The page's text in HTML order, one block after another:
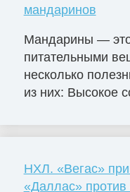
мандаринов
Мандарины —
питательными
несколько
из них: Высокое
НХЛ. «Вегас»
«Даллас»